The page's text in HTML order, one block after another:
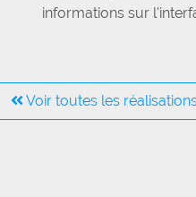
informations sur
Voir toutes les